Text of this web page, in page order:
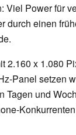
Viel Power für
durch einen
2.160 x 1.080
Panel setzen
Tagen und